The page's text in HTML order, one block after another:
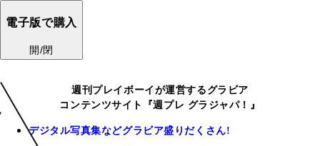
電子版で購入
開/閉
週刊プレイボーイが運営するグラビア
コンテンツサイト『週プレ グラジャパ！』
デジタル写真集などグラビア盛りだくさん!